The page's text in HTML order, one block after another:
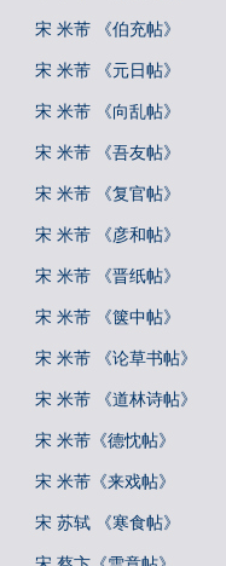
宋 米芾 《伯充帖》
宋 米芾 《元日帖》
宋 米芾 《向乱帖》
宋 米芾 《吾友帖》
宋 米芾 《复官帖》
宋 米芾 《彦和帖》
宋 米芾 《晋纸帖》
宋 米芾 《箧中帖》
宋 米芾 《论草书帖》
宋 米芾 《道林诗帖》
宋 米芾《德忱帖》
宋 米芾《来戏帖》
宋 苏轼 《寒食帖》